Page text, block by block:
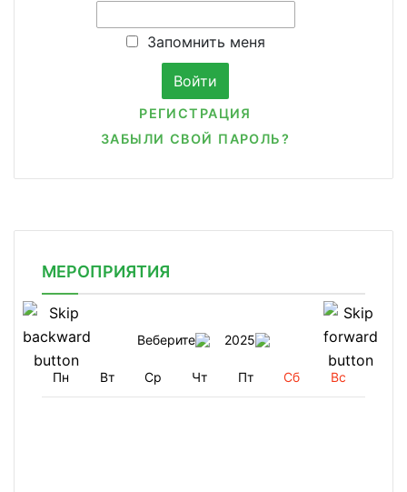
Запомнить меня
РЕГИСТРАЦИЯ
ЗАБЫЛИ СВОЙ ПАРОЛЬ?
МЕРОПРИЯТИЯ
Веберите 2025
Пн Вт Ср Чт Пт Сб Вс